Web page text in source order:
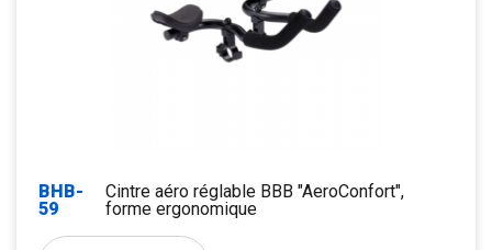
BHB-
59
Cintre aéro réglable BBB "AeroConfort",
forme ergonomique